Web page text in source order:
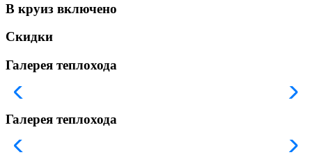
В круиз включено
Скидки
Галерея теплохода
Галерея теплохода